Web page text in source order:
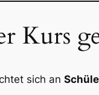
Kurs
sich an